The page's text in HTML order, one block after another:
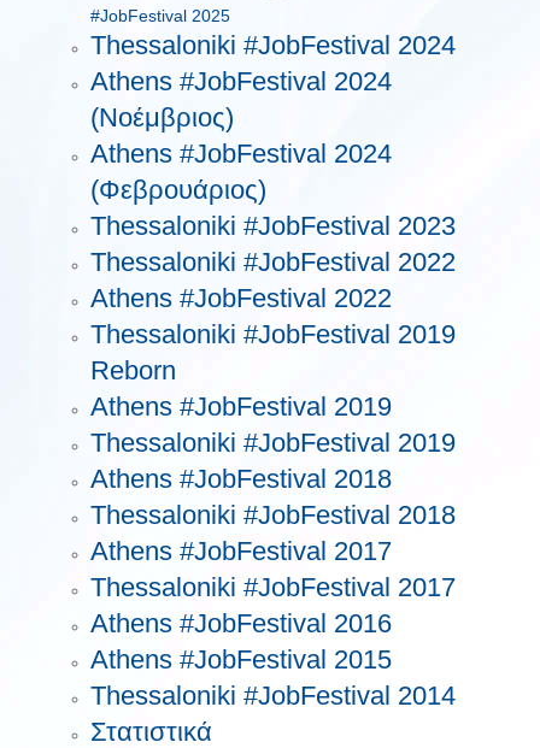
#JobFestival 2025
Thessaloniki #JobFestival 2024
Athens #JobFestival 2024
(Νοέμβριος)
Athens #JobFestival 2024
(Φεβρουάριος)
Thessaloniki #JobFestival 2023
Thessaloniki #JobFestival 2022
Athens #JobFestival 2022
Thessaloniki #JobFestival 2019
Reborn
Athens #JobFestival 2019
Thessaloniki #JobFestival 2019
Athens #JobFestival 2018
Thessaloniki #JobFestival 2018
Athens #JobFestival 2017
Τhessaloniki #JobFestival 2017
Athens #JobFestival 2016
Athens #JobFestival 2015
Thessaloniki #JobFestival 2014
Στατιστικά